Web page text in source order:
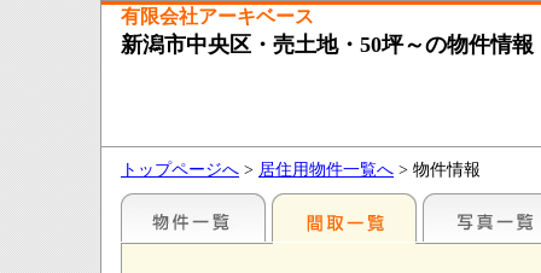
有限会社アーキベース
新潟市中央区・売土地・50坪～の物件情報
トップページへ > 居住用物件一覧へ > 物件情報